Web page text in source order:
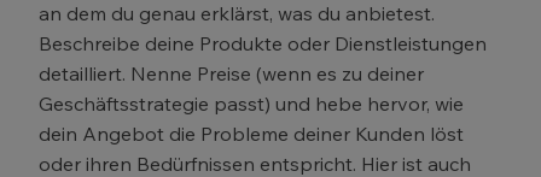
an dem du genau erklärst, was du anbietest.
Beschreibe deine Produkte oder Dienstleistungen
detailliert. Nenne Preise (wenn es zu deiner
Geschäftsstrategie passt) und hebe hervor, wie
dein Angebot die Probleme deiner Kunden löst
oder ihren Bedürfnissen entspricht. Hier ist auch